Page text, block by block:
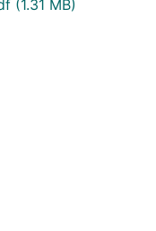
(1.31 MB)